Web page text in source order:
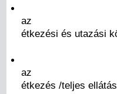
az
étkezési és utazási
az
étkezés /teljes